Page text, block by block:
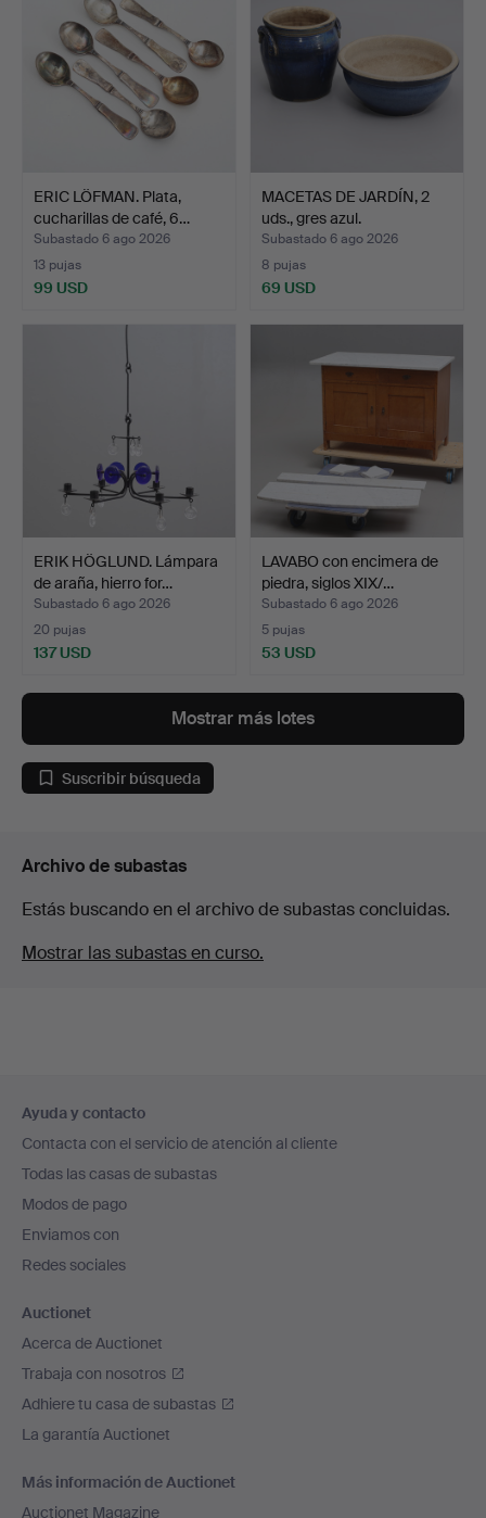
ERIC LÖFMAN. Plata,
cucharillas de café, 6…
Subastado 6 ago 2026
13 pujas
99 USD
MACETAS DE JARDÍN, 2
uds., gres azul.
Subastado 6 ago 2026
8 pujas
69 USD
ERIK HÖGLUND. Lámpara
de araña, hierro for…
Subastado 6 ago 2026
20 pujas
137 USD
LAVABO con encimera de
piedra, siglos XIX/…
Subastado 6 ago 2026
5 pujas
53 USD
Mostrar más lotes
Suscribir búsqueda
Archivo de subastas
Estás buscando en el archivo de subastas concluidas.
Mostrar las subastas en curso.
en
el
pie
de
página
Ayuda y contacto
Contacta con el servicio de atención al cliente
Todas las casas de subastas
Modos de pago
Enviamos con
Redes sociales
Auctionet
Acerca de Auctionet
Trabaja con nosotros
Adhiere tu casa de subastas
La garantía Auctionet
Más información de Auctionet
Auctionet Magazine